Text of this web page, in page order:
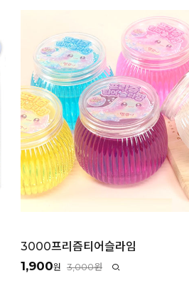
3000프리즘티어슬라임
1,900원 3,000원